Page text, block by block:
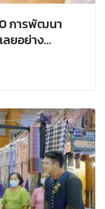
การพัฒนา
ลยอย่าง